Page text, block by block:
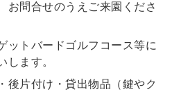
お問合せのうえご来園くださ
ットバードゴルフコース等に
します。
後片付け・貸出物品（鍵やク